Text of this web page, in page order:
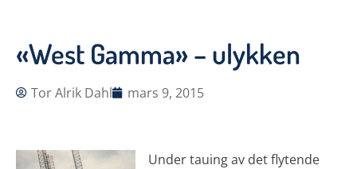
«West Gamma» – ulykken
Tor Alrik Dahl mars 9, 2015
Under tauing av det flytende